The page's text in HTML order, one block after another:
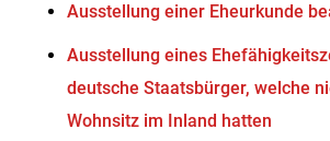
Ausstellung einer Eheurkunde
Ausstellung eines
deutsche Staatsbürger, welche
Wohnsitz im Inland hatten